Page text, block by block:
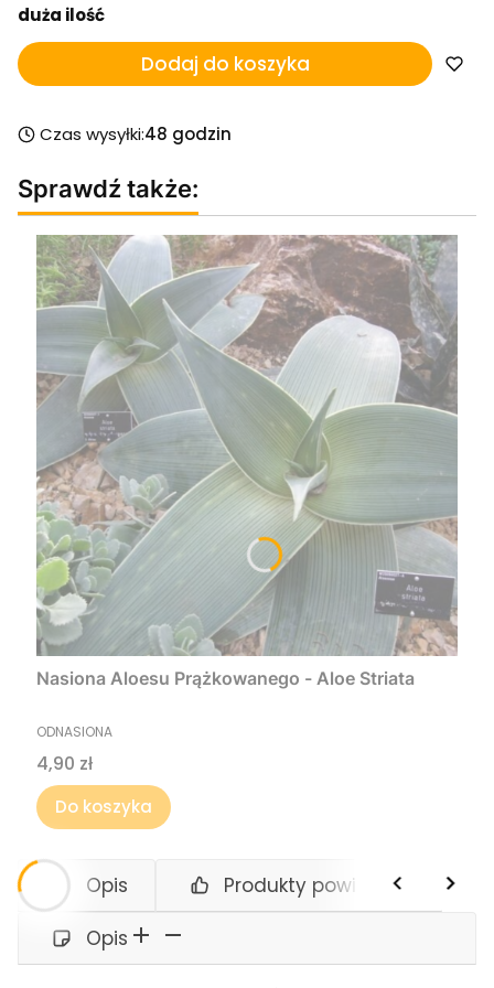
duża ilość
Dodaj do koszyka
Czas wysyłki:48 godzin
Sprawdź także:
Nasiona Aloesu Prążkowanego - Aloe Striata
PRODUCENT
ODNASIONA
Cena
4,90 zł
Do koszyka
Opis
Produkty powiązane
Opis